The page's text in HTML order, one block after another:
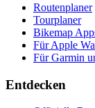
Routenplaner
Tourplaner
Bikemap
Für Apple
Für Garmin
Entdecken